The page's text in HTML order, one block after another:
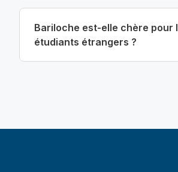
Bariloche est-elle chère pour
étudiants étrangers ?